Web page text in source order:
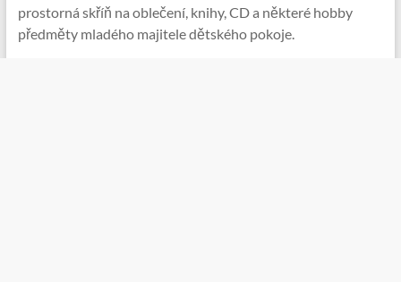
prostorná skříň na oblečení, knihy, CD a některé hobby
předměty mladého majitele dětského pokoje.